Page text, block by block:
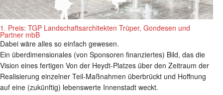
1. Preis: TGP Landschaftsarchitekten Trüper, Gondesen und
Partner mbB
Dabei wäre alles so einfach gewesen.
Ein überdimensionales (von Sponsoren finanziertes) Bild, das die
Vision eines fertigen Von der Heydt-Platzes über den Zeitraum der
Realisierung einzelner Teil-Maßnahmen überbrückt und Hoffnung
auf eine (zukünftig) lebenswerte Innenstadt weckt.